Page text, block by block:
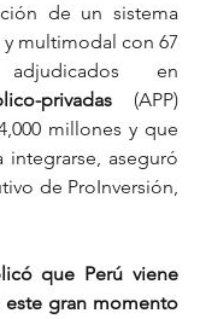
de un sistema
multimodal con 67
privadas (APP)
millones y que
aseguró
de ProInversión,
que Perú viene
este gran momento